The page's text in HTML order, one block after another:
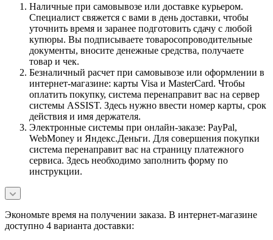
Наличные при самовывозе или доставке курьером.
Специалист свяжется с вами в день доставки, чтобы
уточнить время и заранее подготовить сдачу с любой
купюры. Вы подписываете товаросопроводительные
документы, вносите денежные средства, получаете
товар и чек.
Безналичный расчет при самовывозе или оформлении в
интернет-магазине: карты Visa и MasterCard. Чтобы
оплатить покупку, система перенаправит вас на сервер
системы ASSIST. Здесь нужно ввести номер карты, срок
действия и имя держателя.
Электронные системы при онлайн-заказе: PayPal,
WebMoney и Яндекс.Деньги. Для совершения покупки
система перенаправит вас на страницу платежного
сервиса. Здесь необходимо заполнить форму по
инструкции.
Экономьте время на получении заказа. В интернет-магазине
доступно 4 варианта доставки: